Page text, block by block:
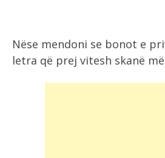
Nëse mendoni se bonot e
letra që prej vitesh skanë